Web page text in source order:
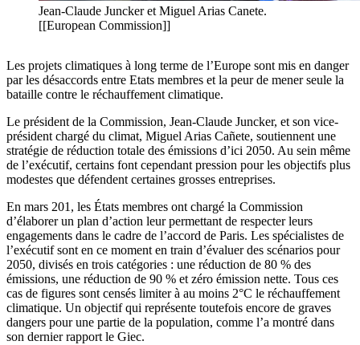
Jean-Claude Juncker et Miguel Arias Canete.
[[European Commission]]
Les projets climatiques à long terme de l’Europe sont mis en danger
par les désaccords entre Etats membres et la peur de mener seule la
bataille contre le réchauffement climatique.
Le président de la Commission, Jean-Claude Juncker, et son vice-
président chargé du climat, Miguel Arias Cañete, soutiennent une
stratégie de réduction totale des émissions d’ici 2050. Au sein même
de l’exécutif, certains font cependant pression pour les objectifs plus
modestes que défendent certaines grosses entreprises.
En mars 201, les États membres ont chargé la Commission
d’élaborer un plan d’action leur permettant de respecter leurs
engagements dans le cadre de l’accord de Paris. Les spécialistes de
l’exécutif sont en ce moment en train d’évaluer des scénarios pour
2050, divisés en trois catégories : une réduction de 80 % des
émissions, une réduction de 90 % et zéro émission nette. Tous ces
cas de figures sont censés limiter à au moins 2°C le réchauffement
climatique. Un objectif qui représente toutefois encore de graves
dangers pour une partie de la population, comme l’a montré dans
son dernier rapport le Giec.